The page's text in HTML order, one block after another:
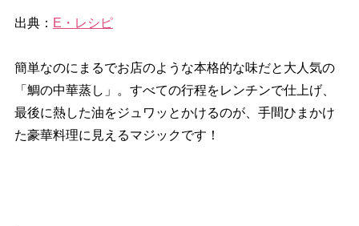
出典： E・レシピ
簡単なのにまるでお店のような本格的な味だと大人気の
「鯛の中華蒸し」。すべての行程をレンチンで仕上げ、
最後に熱した油をジュワッとかけるのが、手間ひまかけ
た豪華料理に見えるマジックです！